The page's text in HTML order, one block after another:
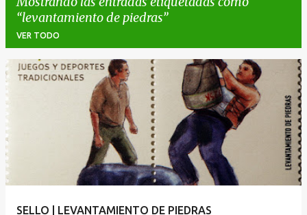
levantamiento de piedras
VER TODO
E
n
t
r
a
d
SELLO | LEVANTAMIENTO DE PIEDRAS